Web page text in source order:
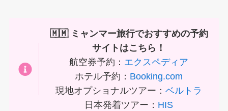
🇲🇲 ミャンマー旅行でおすすめの予約
サイトはこちら！
航空券予約： エクスペディア
ホテル予約： Booking.com
現地オプショナルツアー：ベルトラ
日本発着ツアー： HIS